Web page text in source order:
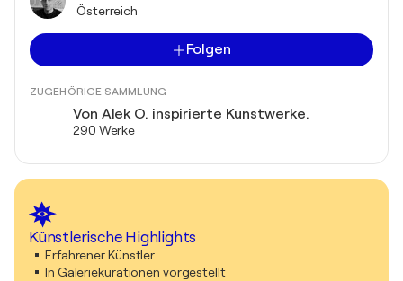
Österreich
Folgen
ZUGEHÖRIGE SAMMLUNG
Von Alek O. inspirierte Kunstwerke.
290 Werke
Künstlerische Highlights
Erfahrener Künstler
In Galeriekurationen vorgestellt